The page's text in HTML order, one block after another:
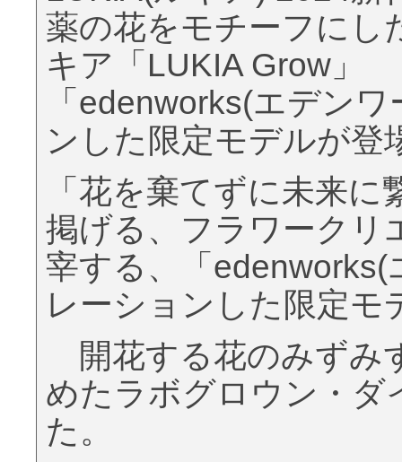
薬の花をモチーフにし
キア「LUKIA Grow」
「edenworks(エデン
ンした限定モデルが登
「花を棄てずに未来
掲げる、フラワークリ
宰する、「
レーションした限定モ
開花する花のみずみ
めたラボグロウン・ダ
た。